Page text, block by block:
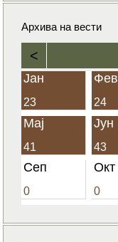
Архива на вести
<
Јан
23
Фев
24
Мај
41
Јун
43
Сеп
0
Окт
0